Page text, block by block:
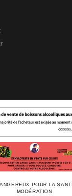
POUR LA
MODÉRATION